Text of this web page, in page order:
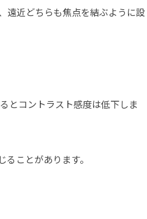
遠近どちらも焦点を結ぶように設
とコントラスト感度は低下しま
ことがあります。